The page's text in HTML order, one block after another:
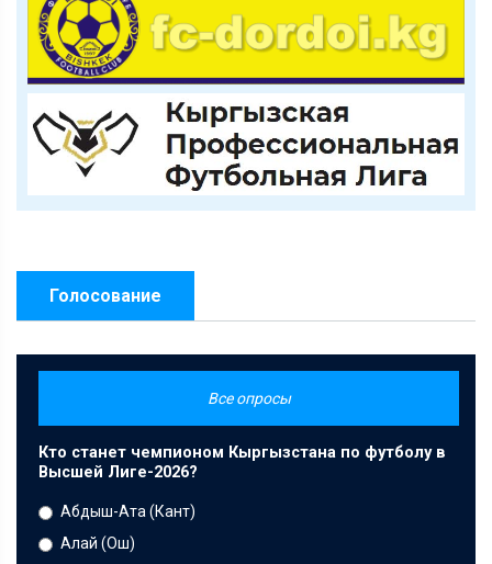
Голосование
Все опросы
Кто станет чемпионом Кыргызстана по футболу в
Высшей Лиге-2026?
Абдыш-Ата (Кант)
Алай (Ош)